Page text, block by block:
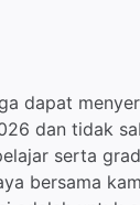
dapat
dan tidak
serta
bersama